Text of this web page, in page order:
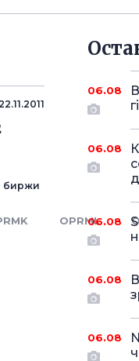
22.11.2011
биржи
OPRML
06.08
06.08
06.08
06.08
06.08